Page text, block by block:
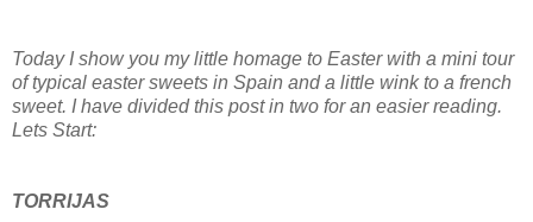
Today I show you my little homage to Easter with a mini tour
of typical easter sweets in Spain and a little wink to a french
sweet. I have divided this post in two for an easier reading.
Lets Start:
TORRIJAS